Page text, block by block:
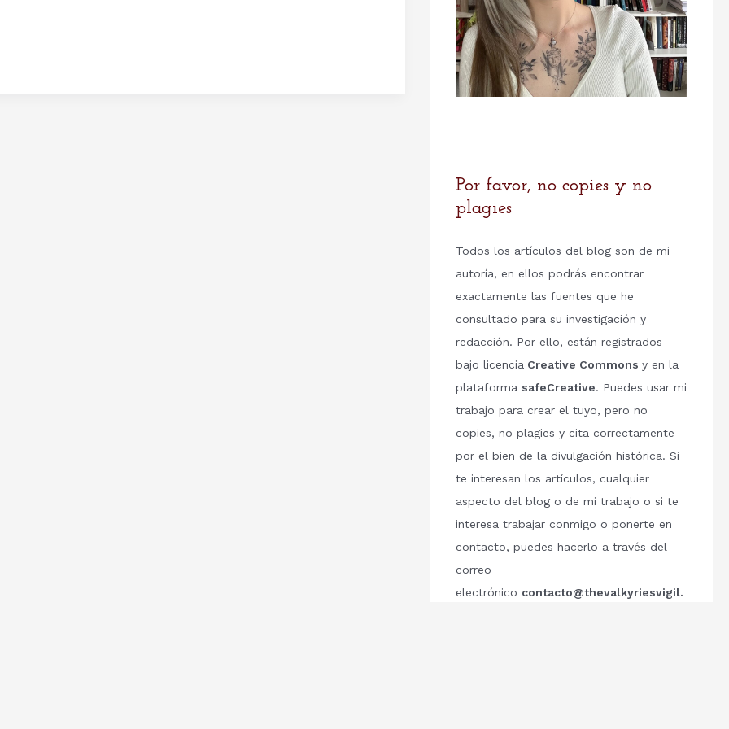
Por favor, no copies y no
plagies
Todos los artículos del blog son de mi
autoría, en ellos podrás encontrar
exactamente las fuentes que he
consultado para su investigación y
redacción. Por ello, están registrados
bajo licencia Creative Commons y en la
plataforma safeCreative. Puedes usar mi
trabajo para crear el tuyo, pero no
copies, no plagies y cita correctamente
por el bien de la divulgación histórica. Si
te interesan los artículos, cualquier
aspecto del blog o de mi trabajo o si te
interesa trabajar conmigo o ponerte en
contacto, puedes hacerlo a través del
correo
electrónico contacto@thevalkyriesvigil.